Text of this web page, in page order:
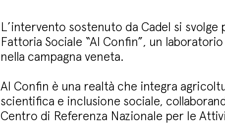
L’intervento sostenuto da Cadel si svolge
Fattoria Sociale “Al Confin”, un
nella campagna veneta.
Al Confin è una realtà che integra
scientifica e inclusione sociale,
Centro di Referenza Nazionale per le